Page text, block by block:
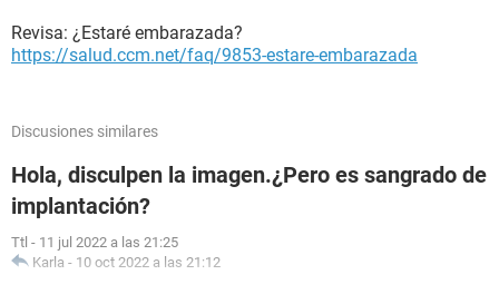
Revisa: ¿Estaré embarazada?
https://salud.ccm.net/faq/9853-estare-embarazada
Discusiones similares
Hola, disculpen la imagen.¿Pero es sangrado de
implantación?
Ttl - 11 jul 2022 a las 21:25
Karla - 10 oct 2022 a las 21:12